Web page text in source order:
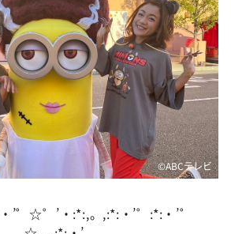
田×福井アナ「なんでやねん！？」
）
きょうの献立 何にする？～
なり！シーズン２
ラダ
ライブ 正義のミカタ
タチ～
©️ABCテレビ
゜☆゜’・:*:,。,:*:・’゜:*:・’゜